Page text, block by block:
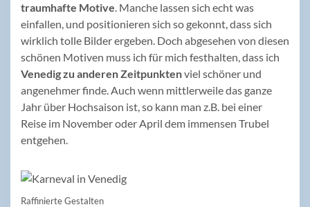
traumhafte Motive. Manche lassen sich echt was
einfallen, und positionieren sich so gekonnt, dass sich
wirklich tolle Bilder ergeben. Doch abgesehen von diesen
schönen Motiven muss ich für mich festhalten, dass ich
Venedig zu anderen Zeitpunktenviel schöner und
angenehmer finde. Auch wenn mittlerweile das ganze
Jahr über Hochsaison ist, so kann man z.B. bei einer
Reise im November oder April dem immensen Trubel
entgehen.
Raffinierte Gestalten